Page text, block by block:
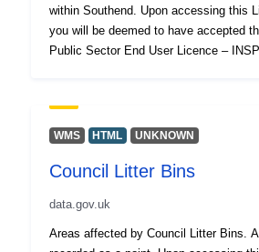
within Southend. Upon accessing this
you will be deemed to have accepted
Public Sector End User Licence –
WMS HTML UNKNOWN
Council Litter Bins
data.gov.uk
Areas affected by Council Litter Bins.